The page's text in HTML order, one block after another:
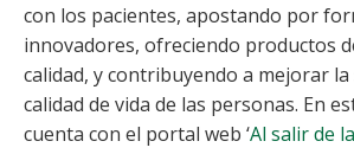
con los pacientes, apostando por
innovadores, ofreciendo productos
calidad, y contribuyendo a mejorar la
calidad de vida de las personas. En
cuenta con el portal web ‘Al salir de